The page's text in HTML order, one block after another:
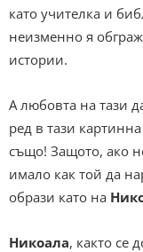
като учителка и
неизменно я
истории.
А любовта на тази
ред в тази
също! Защото, ако
имало как той да
образи като на
Никоала, както се